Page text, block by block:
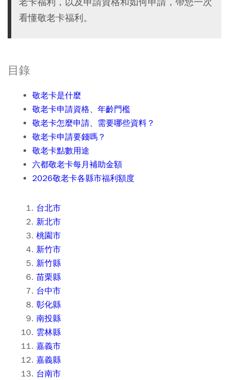
看懂敬老卡福利。
目錄
敬老卡是什麼
敬老卡申請資格、年齡門檻
敬老卡怎麼申請、需要哪些資料？
敬老卡申請要錢嗎？
敬老卡點數用途
六都敬老卡每月補助金額
2026敬老卡各縣市福利額度
台北市
新北市
桃園市
新竹市
新竹縣
苗栗縣
台中市
彰化縣
南投縣
雲林縣
嘉義市
嘉義縣
台南市